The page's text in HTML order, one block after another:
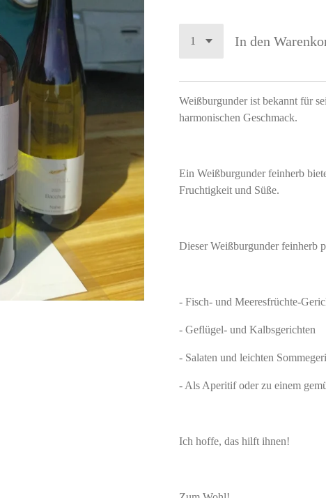
In den
Weißburgunder ist bekannt für
harmonischen Geschmack.
Ein Weißburgunder feinherb
Fruchtigkeit und Süße.
Dieser Weißburgunder feinherb
- Fisch- und Meeresfrüchte-
- Geflügel- und Kalbsgerichten
- Salaten und leichten
- Als Aperitif oder zu einem
Ich hoffe, das hilft ihnen!